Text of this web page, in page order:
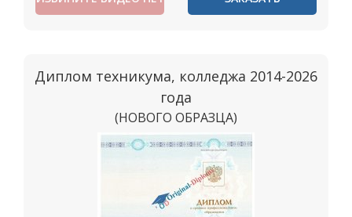
Диплом техникума, колледжа 2014-2026
года
(НОВОГО ОБРАЗЦА)
Москва